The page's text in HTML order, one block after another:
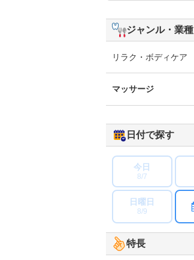
ジャンル・業種
リラク・ボディケア
マッサージ
日付で探す
今日
8/7
日曜日
8/9
特長